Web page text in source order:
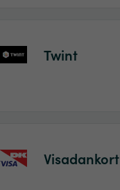
Twint
Visadankort